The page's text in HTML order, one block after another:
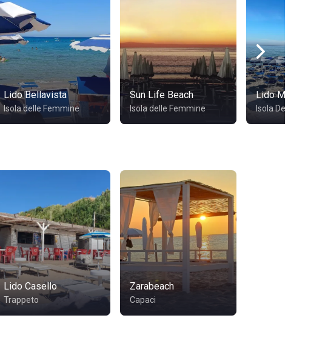
Lido Bellavista
Isola delle Femmine
Sun Life Beach
Isola delle Femmine
Lido Miramare
Isola Delle Femmine
Lido Casello
Trappeto
Zarabeach
Capaci